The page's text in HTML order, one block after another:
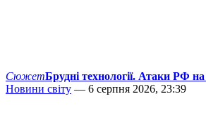
СюжетБрудні технології. Атаки РФ
Новини світу — 6 серпня 2026, 23:39